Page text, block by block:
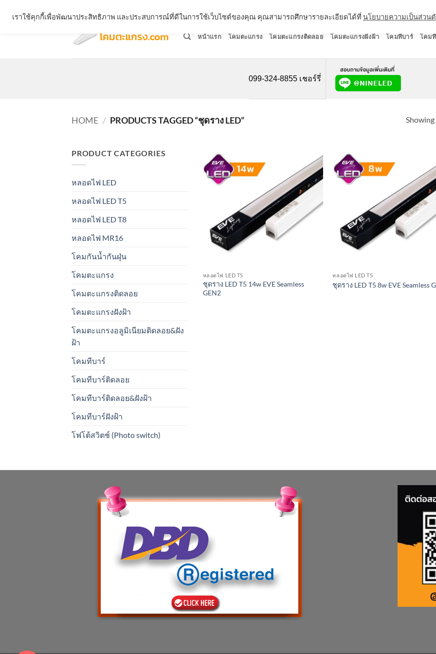
หน้าแรก โคมตะแกรง โคมตะแกรงติดลอย โคมตะแกรงฝังฝ้า โคมทีบาร์ โคม
099-324-8855 เชอร์รี่
HOME / PRODUCTS TAGGED “ชุดราง LED”
PRODUCT CATEGORIES
หลอดไฟ LED
หลอดไฟ LED T5
หลอดไฟ LED T8
หลอดไฟ MR16
โคมกันน้ำกันฝุ่น
โคมตะแกรง
โคมตะแกรงติดลอย
โคมตะแกรงฝังฝ้า
โคมตะแกรงอลูมิเนียมติดลอย&ฝัง
ฝ้า
โคมทีบาร์
โคมทีบาร์ติดลอย
โคมทีบาร์ติดลอย&ฝังฝ้า
โคมทีบาร์ฝังฝ้า
โฟโต้สวิตช์ (Photo switch)
หลอดไฟ LED T5
ชุดราง LED T5 14w EVE Seamless
GEN2
หลอดไฟ LED T5
ชุดราง LED T5 8w EVE Seamless
เราใช้คุกกี้เพื่อพัฒนาประสิทธิภาพ และประสบการณ์ที่ดีในการใช้เว็บไซต์ของคุณ คุณสามารถศึกษารายละเอียดได้ที่ นโยบายความเป็นส่วน